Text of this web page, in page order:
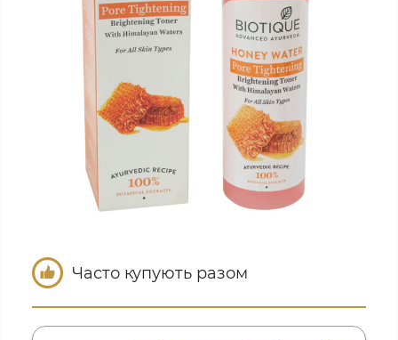
Часто купують разом